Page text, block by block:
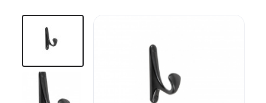
Фасады
Мебельные образцы, каталоги